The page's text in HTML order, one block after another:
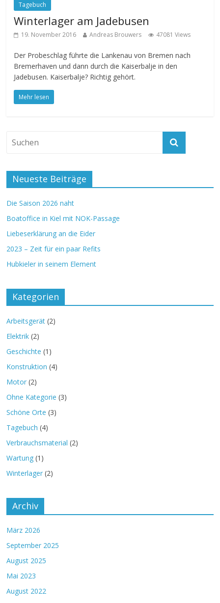
Tagebuch
Winterlager am Jadebusen
19. November 2016 Andreas Brouwers 47081 Views
Der Probeschlag führte die Lankenau von Bremen nach
Bremerhaven und dann durch die Kaiserbalje in den
Jadebusen. Kaiserbalje? Richtig gehört.
Mehr lesen
Neueste Beiträge
Die Saison 2026 naht
Boatoffice in Kiel mit NOK-Passage
Liebeserklärung an die Eider
2023 – Zeit für ein paar Refits
Hubkieler in seinem Element
Kategorien
Arbeitsgerät (2)
Elektrik (2)
Geschichte (1)
Konstruktion (4)
Motor (2)
Ohne Kategorie (3)
Schöne Orte (3)
Tagebuch (4)
Verbrauchsmaterial (2)
Wartung (1)
Winterlager (2)
Archiv
März 2026
September 2025
August 2025
Mai 2023
August 2022